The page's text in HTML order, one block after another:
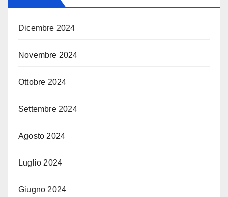
Dicembre 2024
Novembre 2024
Ottobre 2024
Settembre 2024
Agosto 2024
Luglio 2024
Giugno 2024